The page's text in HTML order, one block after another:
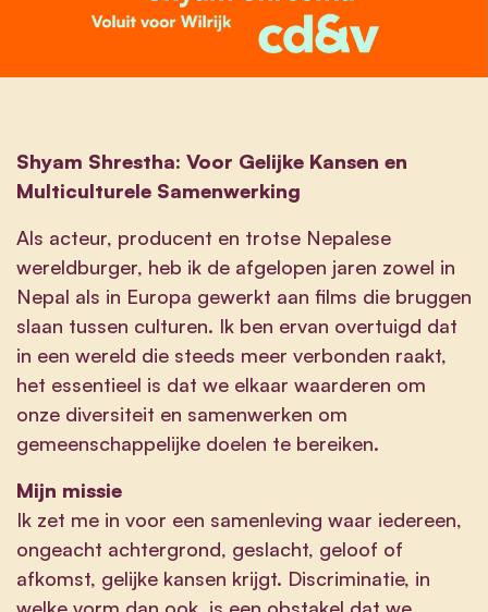
Shyam Shrestha: Voor Gelijke Kansen en
Multiculturele Samenwerking
Als acteur, producent en trotse Nepalese
wereldburger, heb ik de afgelopen jaren zowel in
Nepal als in Europa gewerkt aan films die bruggen
slaan tussen culturen. Ik ben ervan overtuigd dat
in een wereld die steeds meer verbonden raakt,
het essentieel is dat we elkaar waarderen om
onze diversiteit en samenwerken om
gemeenschappelijke doelen te bereiken.
Mijn missie
Ik zet me in voor een samenleving waar iedereen,
ongeacht achtergrond, geslacht, geloof of
afkomst, gelijke kansen krijgt. Discriminatie, in